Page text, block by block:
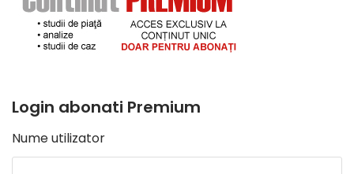
Login abonati Premium
Nume utilizator